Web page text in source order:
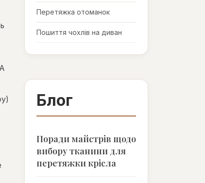
Перетяжка отоманок
Пошиття чохлів на диван
Блог
Поради майстрів щодо
вибору тканини для
перетяжки крісла